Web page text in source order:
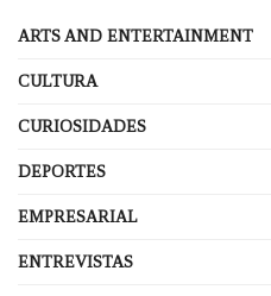
ARTS AND ENTERTAINMENT
CULTURA
CURIOSIDADES
DEPORTES
EMPRESARIAL
ENTREVISTAS